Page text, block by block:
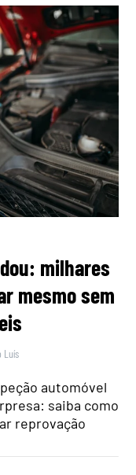
milhares
mesmo sem
Luís
automóvel
saiba como
reprovação